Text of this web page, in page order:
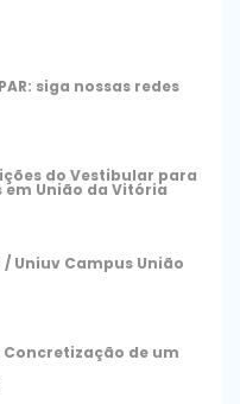
siga nossas redes
do Vestibular para
União da Vitória
Uniuv Campus União
Concretização de um